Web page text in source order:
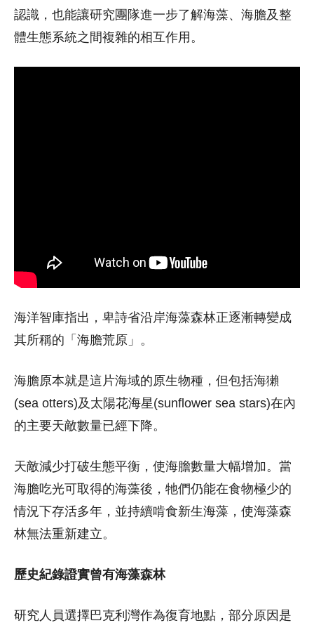
認識，也能讓研究團隊進一步了解海藻、海膽及整
體生態系統之間複雜的相互作用。
海洋智庫指出，卑詩省沿岸海藻森林正逐漸轉變成
其所稱的「海膽荒原」。
海膽原本就是這片海域的原生物種，但包括海獺
(sea otters)及太陽花海星(sunflower sea stars)在內
的主要天敵數量已經下降。
天敵減少打破生態平衡，使海膽數量大幅增加。當
海膽吃光可取得的海藻後，牠們仍能在食物極少的
情況下存活多年，並持續啃食新生海藻，使海藻森
林無法重新建立。
歷史紀錄證實曾有海藻森林
研究人員選擇巴克利灣作為復育地點，部分原因是